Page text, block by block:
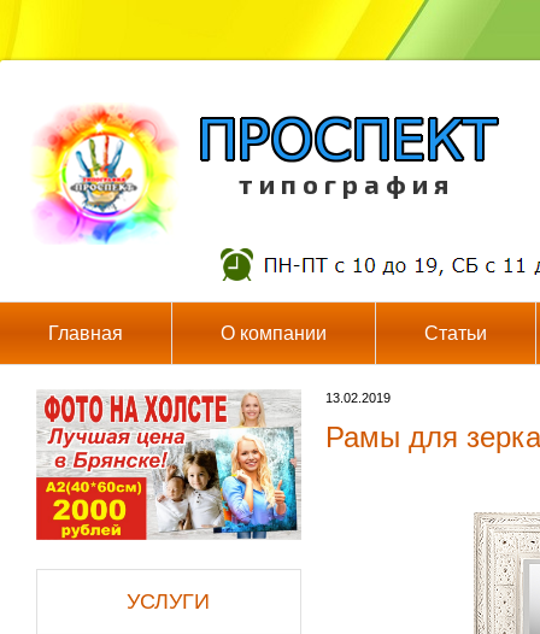
т и п о г р а ф и я
Главная О компании Статьи
УСЛУГИ
13.02.2019
Рамы для